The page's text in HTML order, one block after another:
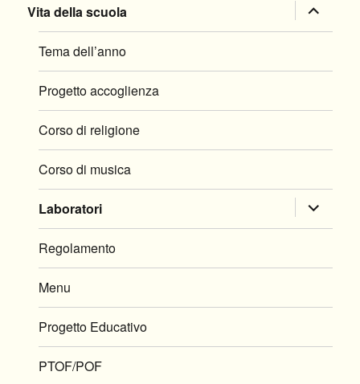
Vita della scuola
apri
i
Tema dell’anno
Progetto accoglienza
Corso di religione
Corso di musica
Laboratori
apri
i
Regolamento
Menu
Progetto Educativo
PTOF/POF